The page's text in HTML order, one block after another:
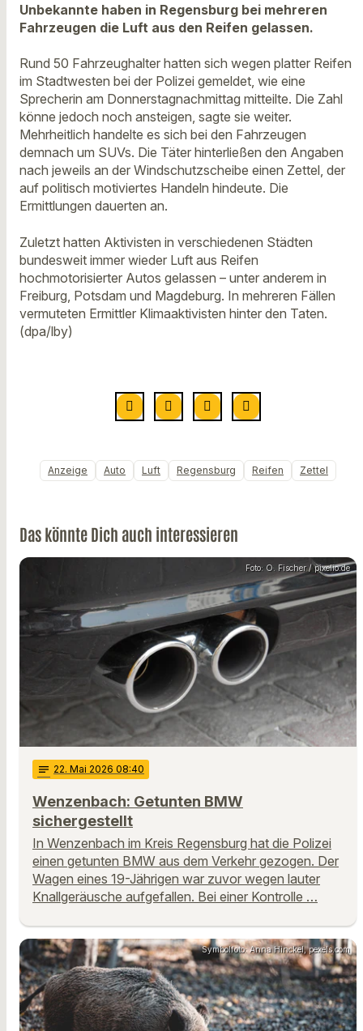
Unbekannte haben in Regensburg bei mehreren
Fahrzeugen die Luft aus den Reifen gelassen.
Rund 50 Fahrzeughalter hatten sich wegen platter Reifen
im Stadtwesten bei der Polizei gemeldet, wie eine
Sprecherin am Donnerstagnachmittag mitteilte. Die Zahl
könne jedoch noch ansteigen, sagte sie weiter.
Mehrheitlich handelte es sich bei den Fahrzeugen
demnach um SUVs. Die Täter hinterließen den Angaben
nach jeweils an der Windschutzscheibe einen Zettel, der
auf politisch motiviertes Handeln hindeute. Die
Ermittlungen dauerten an.
Zuletzt hatten Aktivisten in verschiedenen Städten
bundesweit immer wieder Luft aus Reifen
hochmotorisierter Autos gelassen – unter anderem in
Freiburg, Potsdam und Magdeburg. In mehreren Fällen
vermuteten Ermittler Klimaaktivisten hinter den Taten.
(dpa/lby)
Anzeige Auto Luft Regensburg Reifen Zettel
Das könnte Dich auch interessieren
Foto: O. Fischer / pixelio.de
notes 22. Mai 2026 08:40
Wenzenbach: Getunten BMW
sichergestellt
In Wenzenbach im Kreis Regensburg hat die Polizei
einen getunten BMW aus dem Verkehr gezogen. Der
Wagen eines 19-Jährigen war zuvor wegen lauter
Knallgeräusche aufgefallen. Bei einer Kontrolle …
Symbolfoto: Anna Hinckel, pexels.com